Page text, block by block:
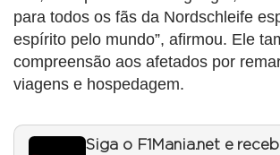
para todos os fãs da Nordschleife
espírito pelo mundo”, afirmou. Ele
compreensão aos afetados por
viagens e hospedagem.
Siga o F1Mania.net e